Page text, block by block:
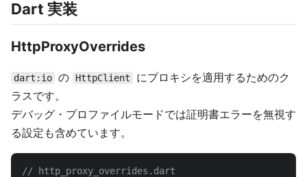
Dart 実装
HttpProxyOverrides
dart:io の HttpClient
にプロキシを適用するためのク
ラスです。
デバッグ・プロファイルモードでは証明書エラーを無視す
る設定も含めています。
// http_proxy_overrides.dart